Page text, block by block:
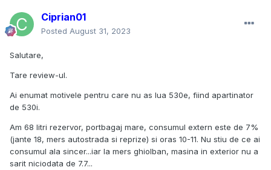
Climatizarea electrică. Oh, da! Nimic mai mișto decât
Regenerarea. Să poți recupera din frânare, și să
stochezi acea energie fie pentru o accelerare mai
vioaie în viitor sau pentru a naviga străduțe înguste
într-un oraș aglomerat, oh da! Frumos. Nu știi
Ciprian01
Posted August 31, 2023
Salutare,
Tare review-ul.
Ai enumat motivele pentru care nu as lua 530e, fiind apartinator
de 530i.
Am 68 litri rezervor, portbagaj mare, consumul extern este de 7%
(jante 18, mers autostrada si reprize) si oras 10-11. Nu stiu de ce ai
consumul ala sincer...iar la mers ghiolban, masina in exterior nu a
sarit niciodata de 7.7...